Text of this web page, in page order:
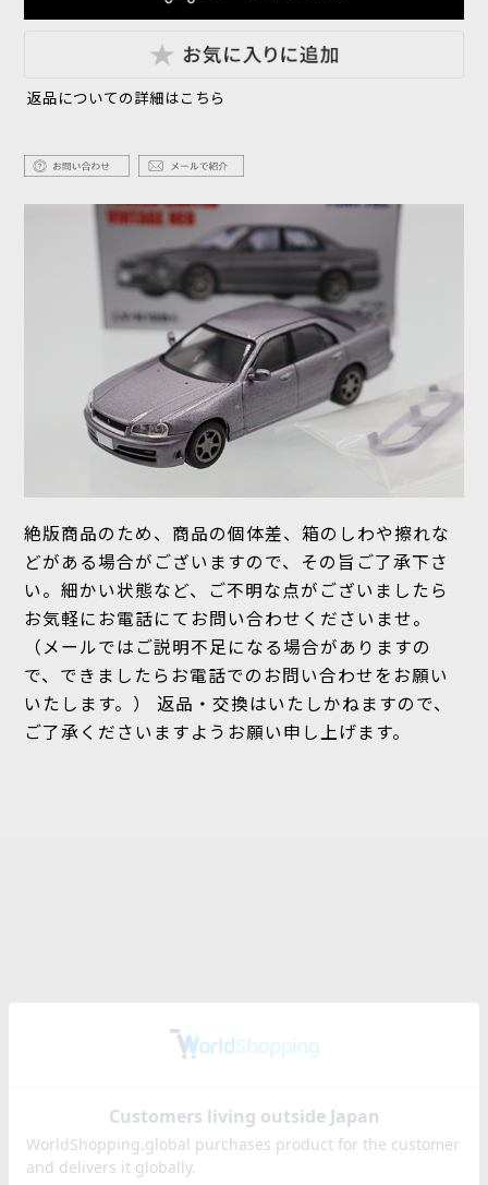
返品についての詳細はこちら
絶版商品のため、商品の個体差、箱のしわや擦れな
どがある場合がございますので、その旨ご了承下さ
い。細かい状態など、ご不明な点がございましたら
お気軽にお電話にてお問い合わせくださいませ。
（メールではご説明不足になる場合がありますの
で、できましたらお電話でのお問い合わせをお願い
いたします。） 返品・交換はいたしかねますので、
ご了承くださいますようお願い申し上げます。